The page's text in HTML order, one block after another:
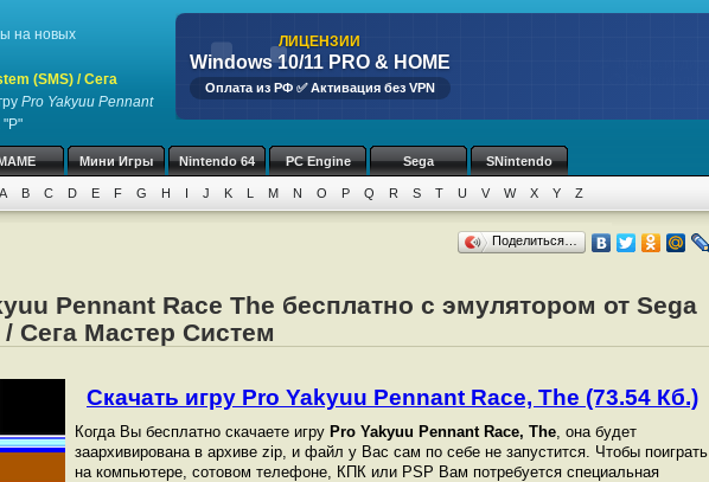
на новых
(SMS) / Сега
Pro Yakyuu Pennant
"P"
ЛИЦЕНЗИИ
Windows 10/11 PRO & HOME
Оплата из РФ ✅ Активация без VPN
Мини Игры Nintendo 64 PC Engine Sega SNintendo
A B C D E F G H I J K L M N O P Q R S T U V W X Y Z
Поделиться…
Pennant Race The бесплатно с эмулятором от Sega
Сега Мастер Систем
Скачать игру Pro Yakyuu Pennant Race, The (73.54 Кб.)
Когда Вы бесплатно скачаете игру Pro Yakyuu Pennant Race, The, она будет
заархивирована в архиве zip, и файл у Вас сам по себе не запустится. Чтобы поиграть
на компьютере, сотовом телефоне, КПК или PSP Вам потребуется специальная